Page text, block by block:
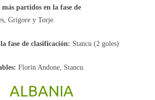
partidos en la fase de
Grigore y Torje.
fase de clasificación: Stancu (2 goles)
Florin Andone, Stancu.
ALBANIA